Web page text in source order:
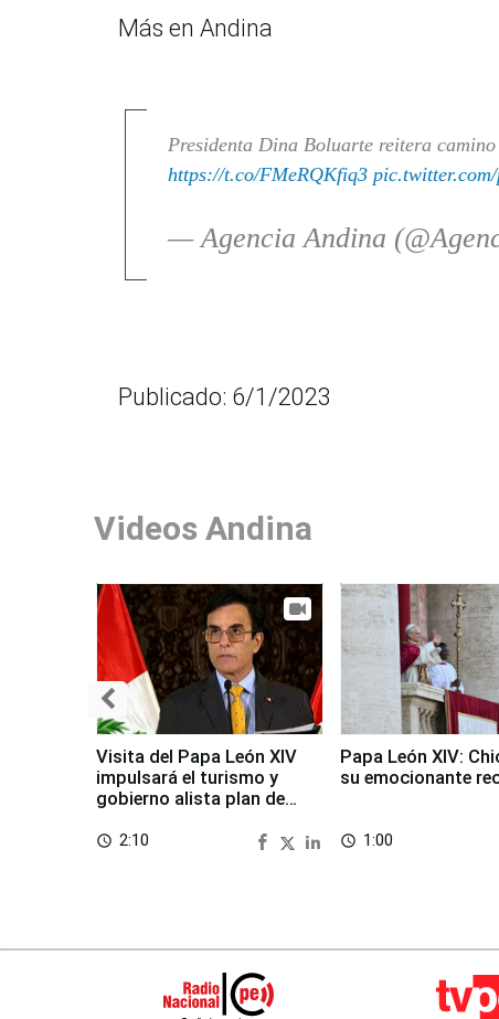
Más en Andina
Presidenta Dina Boluarte reitera
https://t.co/FMeRQKfiq3
— Agencia Andina
Publicado: 6/1/2023
Videos Andina
Visita del Papa León XIV
impulsará el turismo y
gobierno alista plan de
access_time 2:10
Papa León XIV:
su emocionante
access_time 1:00